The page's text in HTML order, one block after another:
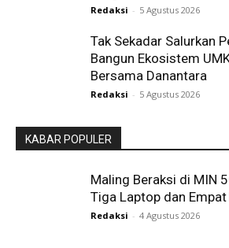
Redaksi - 5 Agustus 2026
Tak Sekadar Salurkan
Bangun Ekosistem
Bersama Danantara
Redaksi - 5 Agustus 2026
KABAR POPULER
Maling Beraksi di MIN
Tiga Laptop dan
Redaksi - 4 Agustus 2026